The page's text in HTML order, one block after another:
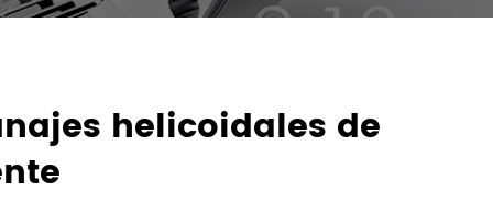
helicoidales de